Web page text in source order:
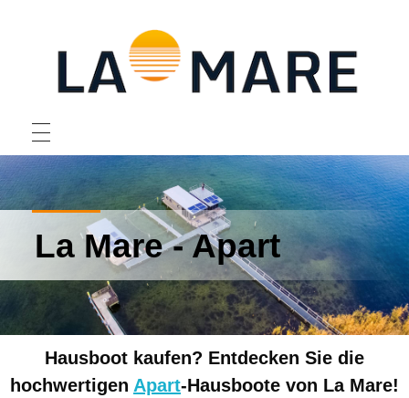
La Mare Hausboote
La Mare - Apart
Hausboot kaufen? Entdecken Sie die
hochwertigen Apart-Hausboote von La Mare!